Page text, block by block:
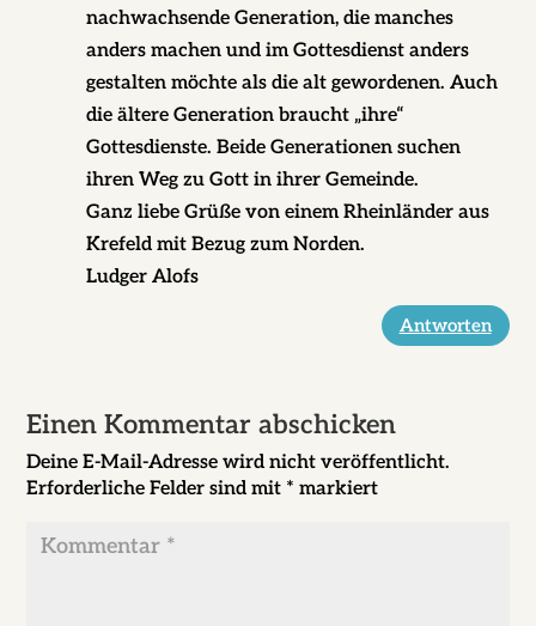
nachwachsende Generation, die manches
anders machen und im Gottesdienst anders
gestalten möchte als die alt gewordenen. Auch
die ältere Generation braucht „ihre“
Gottesdienste. Beide Generationen suchen
ihren Weg zu Gott in ihrer Gemeinde.
Ganz liebe Grüße von einem Rheinländer aus
Krefeld mit Bezug zum Norden.
Ludger Alofs
Antworten
Einen Kommentar abschicken
Deine E-Mail-Adresse wird nicht veröffentlicht.
Erforderliche Felder sind mit * markiert
Kommentar